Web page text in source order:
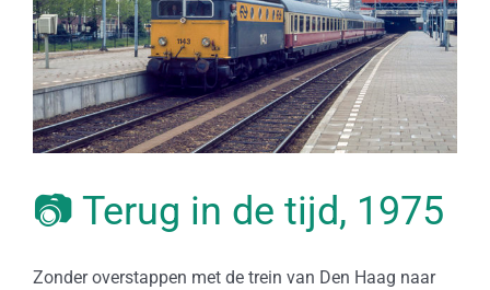
📷 Terug in de tijd, 1975
Zonder overstappen met de trein van Den Haag naar